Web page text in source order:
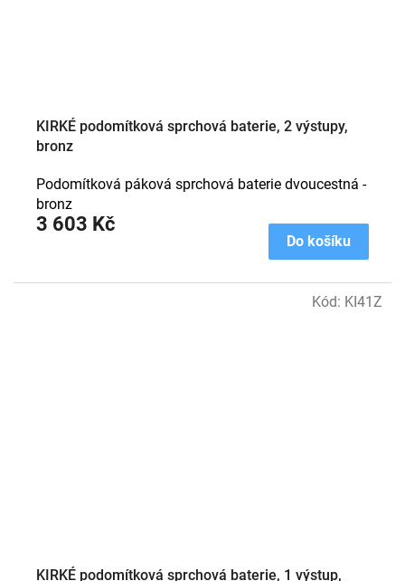
KIRKÉ podomítková sprchová baterie, 2 výstupy,
bronz
3 603 Kč
Do košíku
Podomítková páková sprchová baterie dvoucestná -
bronz
KIRKÉ podomítková sprchová baterie, 1 výstup,
Kód: KI41Z